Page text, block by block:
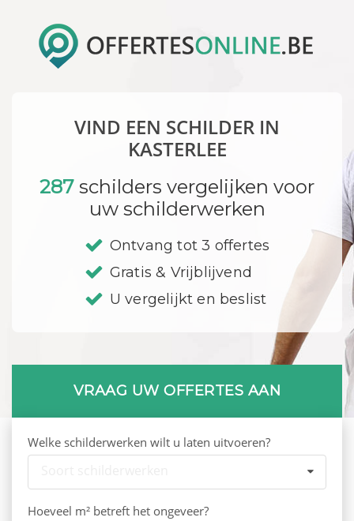
VIND EEN SCHILDER IN
KASTERLEE
287 schilders vergelijken voor
uw schilderwerken
Ontvang tot 3 offertes
Gratis & Vrijblijvend
U vergelijkt en beslist
VRAAG UW OFFERTES AAN
Welke schilderwerken wilt u laten uitvoeren?
Hoeveel m² betreft het ongeveer?